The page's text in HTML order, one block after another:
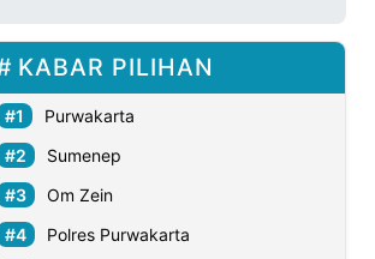
KABAR PILIHAN
Purwakarta
Sumenep
Om Zein
Polres Purwakarta